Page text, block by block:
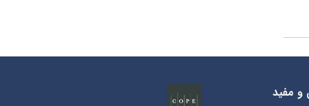
و مفید